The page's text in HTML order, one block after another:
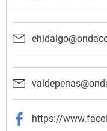
https://